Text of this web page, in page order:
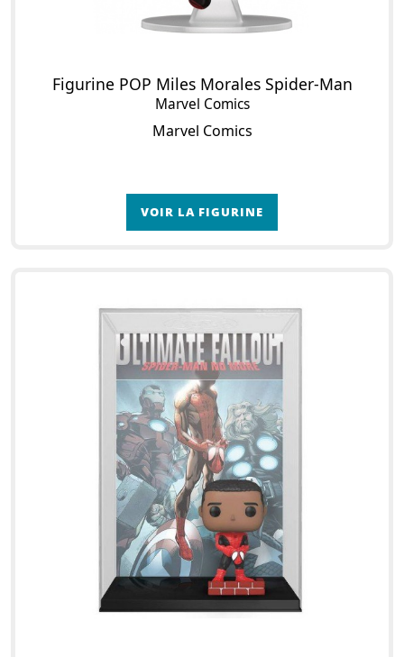
Figurine POP Miles Morales Spider-Man
Marvel Comics
Marvel Comics
VOIR LA FIGURINE